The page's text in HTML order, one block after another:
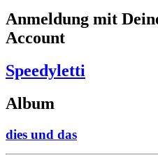
Anmeldung mit
Account
Speedyletti
Album
dies und das